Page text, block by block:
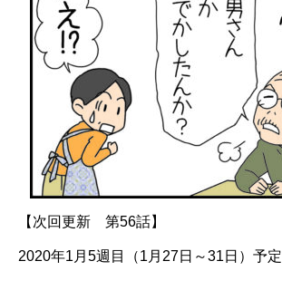
【次回更新 第56話】
2020年1月5週目（1月27日～31日）予定